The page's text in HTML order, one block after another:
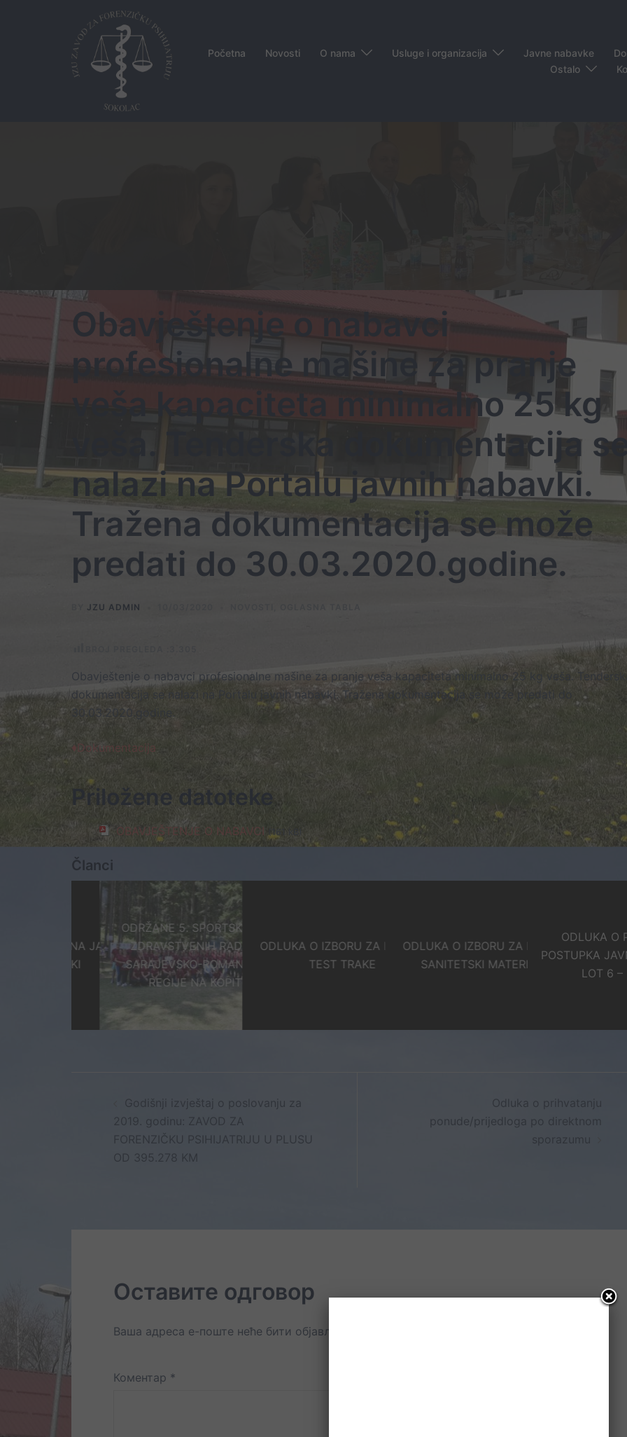
Početna Novosti O nama Usluge i organizacija Javne nabavke
Ostalo
Obavještenje o nabavci
profesionalne mašine za pranje
veša kapaciteta minimalno 25 kg
veša. Tenderska dokumentacija
nalazi na Portalu javnih nabavki.
Tražena dokumentacija se može
predati do 30.03.2020.godine.
JZU ADMIN
Obavještenje o nabavci profesionalne mašine za pranje veša kapaciteta minimalno 25 kg veša.
dokumentacija se nalazi na Portalu javnih nabavki. Tražena dokumentacija se može predati do
30.03.2020.godine.
♦Dokumentacija
Priložene datoteke
OBAVJEŠTENJE O NABAVCI (161 kB)
Članci
PLANA JAVNIH
ODRŽANE 5. SPORTSKE IGRE
ZDRAVSTVENIH RADNIKA
SARAJEVSKO-ROMANIJSKE
REGIJE NA KOPITU
ODLUKA O IZBORU ZA LOT 5 –
TEST TRAKE
ODLUKA O IZBORU ZA LOT 3 –
SANITETSKI MATERIJAL
ODLUKA O
POSTUPKA JAVNE
LOT 6 –
navigation
Godišnji izvještaj o poslovanju za
2019. godinu: ZAVOD ZA
FORENZIČKU PSIHIJATRIJU U PLUSU
OD 395.278 KM
Odluka o prihvatanju
ponude/prijedloga po direktnom
sporazumu
Оставите одговор
Ваша адреса е-поште неће бити објављена.
Коментар *